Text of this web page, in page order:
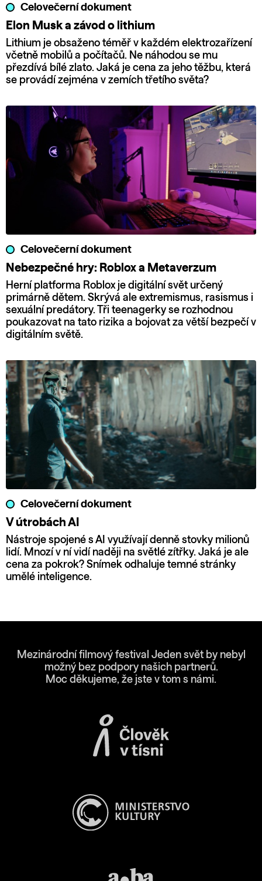
Celovečerní dokument
Elon Musk a závod o lithium
Lithium je obsaženo téměř v každém elektrozařízení
včetně mobilů a počítačů. Ne náhodou se mu
přezdívá bílé zlato. Jaká je cena za jeho těžbu, která
se provádí zejména v zemích třetího světa?
Celovečerní dokument
Nebezpečné hry: Roblox a Metaverzum
Herní platforma Roblox je digitální svět určený
primárně dětem. Skrývá ale extremismus, rasismus i
sexuální predátory. Tři teenagerky se rozhodnou
poukazovat na tato rizika a bojovat za větší bezpečí v
digitálním světě.
Celovečerní dokument
V útrobách AI
Nástroje spojené s AI využívají denně stovky milionů
lidí. Mnozí v ní vidí naději na světlé zítřky. Jaká je ale
cena za pokrok? Snímek odhaluje temné stránky
umělé inteligence.
Mezinárodní filmový festival Jeden svět by nebyl
možný bez podpory našich partnerů.
Moc děkujeme, že jste v tom s námi.